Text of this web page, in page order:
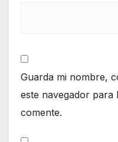
Guarda mi nombre,
este navegador para
comente.